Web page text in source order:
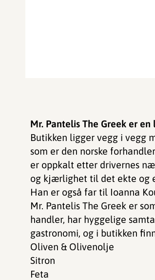
Mr. Pantelis The Greek er
Butikken ligger vegg i vegg
som er den norske
er oppkalt etter drivernes
og kjærlighet til det ekte og
Han er også far til Ioanna
Mr. Pantelis The Greek er
handler, har hyggelige
gastronomi, og i butikken
Oliven & Olivenolje
Sitron
Feta